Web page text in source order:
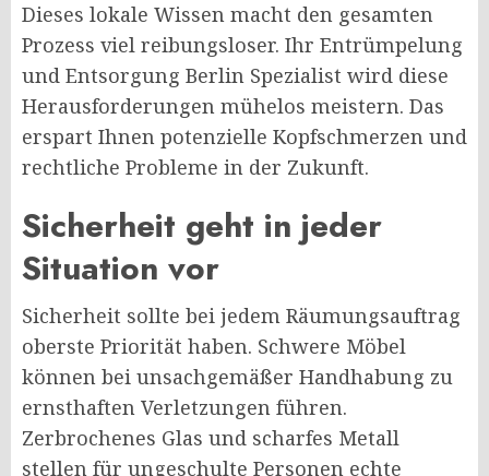
Dieses lokale Wissen macht den gesamten
Prozess viel reibungsloser. Ihr Entrümpelung
und Entsorgung Berlin Spezialist wird diese
Herausforderungen mühelos meistern. Das
erspart Ihnen potenzielle Kopfschmerzen und
rechtliche Probleme in der Zukunft.
Sicherheit geht in jeder
Situation vor
Sicherheit sollte bei jedem Räumungsauftrag
oberste Priorität haben. Schwere Möbel
können bei unsachgemäßer Handhabung zu
ernsthaften Verletzungen führen.
Zerbrochenes Glas und scharfes Metall
stellen für ungeschulte Personen echte